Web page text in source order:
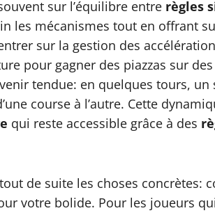
sur l’équilibre entre règles
les mécanismes tout en offrant
sur la gestion des
pour gagner des piazzas sur
tendue: en quelques tours,
course à l’autre. Cette
qui reste accessible grâce à des
tout de suite les choses
votre bolide. Pour les joueurs